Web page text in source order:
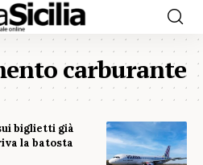
carburante
biglietti già
la batosta